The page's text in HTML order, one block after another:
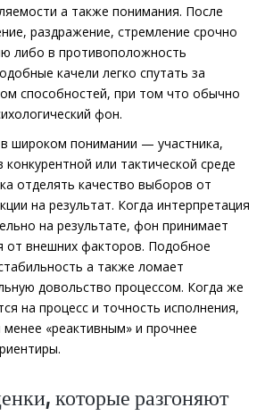
а также понимания. После
раздражение, стремление срочно
либо в противоположность
качели легко спутать за
способностей, при том что обычно
фон.
в широком понимании — участника,
или тактической среде
отделять качество выборов от
на результат. Когда интерпретация
на результате, фон принимает
от внешних факторов. Подобное
а также ломает
довольство процессом. Когда же
на процесс и точность исполнения,
менее «реактивным» и прочнее
которые разгоняют